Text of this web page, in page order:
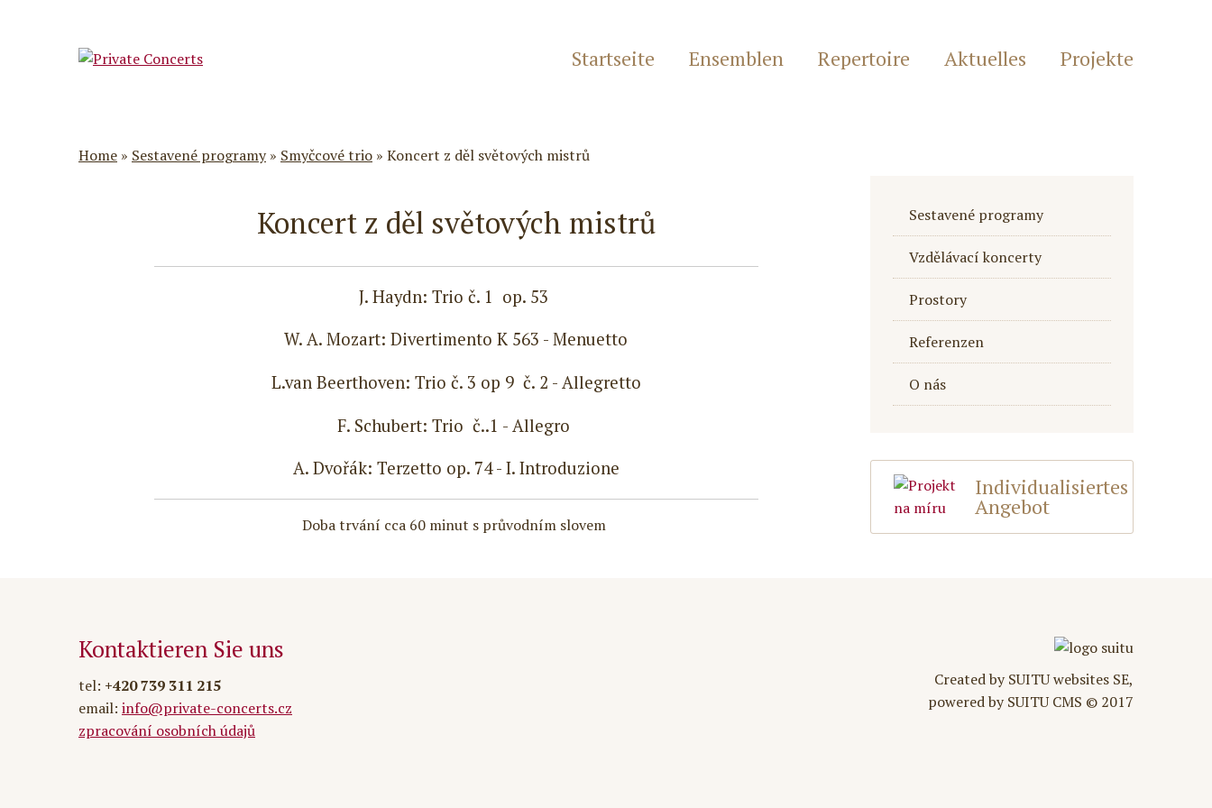
Startseite Ensemblen Repertoire Aktuelles Projekte
Home » Sestavené programy» Smyčcové trio » Koncert z děl světových mistrů
Koncert z děl světových mistrů
J. Haydn: Trio č. 1 op. 53
W. A. Mozart: Divertimento K 563 - Menuetto
L.van Beerthoven: Trio č. 3 op 9 č. 2 - Allegretto
F. Schubert: Trio č..1 - Allegro
A. Dvořák: Terzetto op. 74 - I. Introduzione
Doba trvání cca 60 minut s průvodním slovem
Sestavené programy
Vzdělávací koncerty
Prostory
Referenzen
O nás
Individualisiertes
Angebot
Kontaktieren Sie uns
tel: +420 739 311 215
email: info@private-concerts.cz
zpracování osobních údajů
Created by SUITU websites SE,
powered by SUITU CMS © 2017